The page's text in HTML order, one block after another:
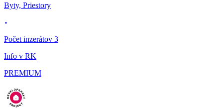
Byty, Priestory
Počet inzerátov 3
Info v RK
PREMIUM